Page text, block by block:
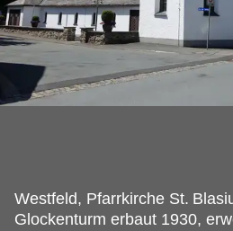
Westfeld, Pfarrkirche St.
Glockenturm erbaut 1930,